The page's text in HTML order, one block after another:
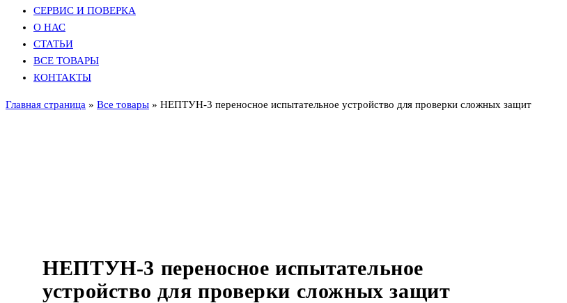
СЕРВИС И ПОВЕРКА
О НАС
СТАТЬИ
ВСЕ ТОВАРЫ
КОНТАКТЫ
Главная страница » Все товары » НЕПТУН-3 переносное испытательное устройство для проверки сложных защит
НЕПТУН-3 переносное испытательное
устройство для проверки сложных защит